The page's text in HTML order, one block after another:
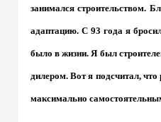
занимался строительством.
адаптацию. С 93 года я
было в жизни. Я был
дилером. Вот я подсчитал,
максимально